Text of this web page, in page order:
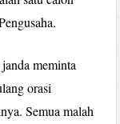
meminta
orasi
Semua malah